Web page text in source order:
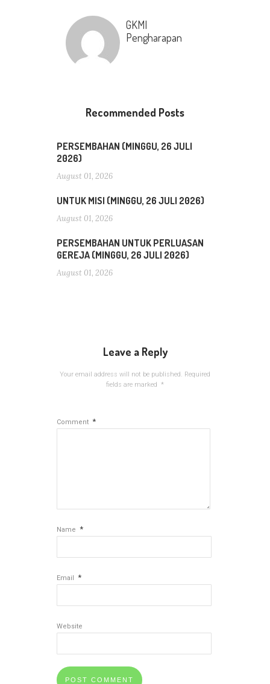
GKMI
Pengharapan
Recommended Posts
PERSEMBAHAN (MINGGU, 26 JULI
2026)
August 01, 2026
UNTUK MISI (MINGGU, 26 JULI 2026)
August 01, 2026
PERSEMBAHAN UNTUK PERLUASAN
GEREJA (MINGGU, 26 JULI 2026)
August 01, 2026
Leave a Reply
Your email address will not be published. Required
fields are marked *
Comment *
Name *
Email *
Website